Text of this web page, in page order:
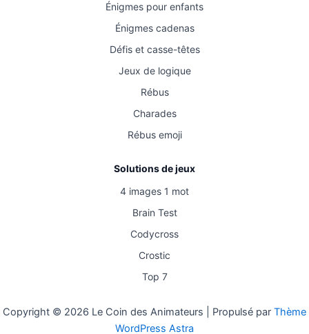
Énigmes pour enfants
Énigmes cadenas
Défis et casse-têtes
Jeux de logique
Rébus
Charades
Rébus emoji
Solutions de jeux
4 images 1 mot
Brain Test
Codycross
Crostic
Top 7
Copyright © 2026 Le Coin des Animateurs | Propulsé par Thème
WordPress Astra